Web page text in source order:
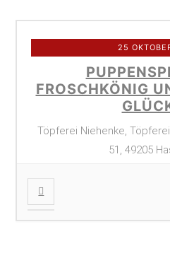
25
FROSCHKÖNIG
Töpferei Niehenke,
51, 49205